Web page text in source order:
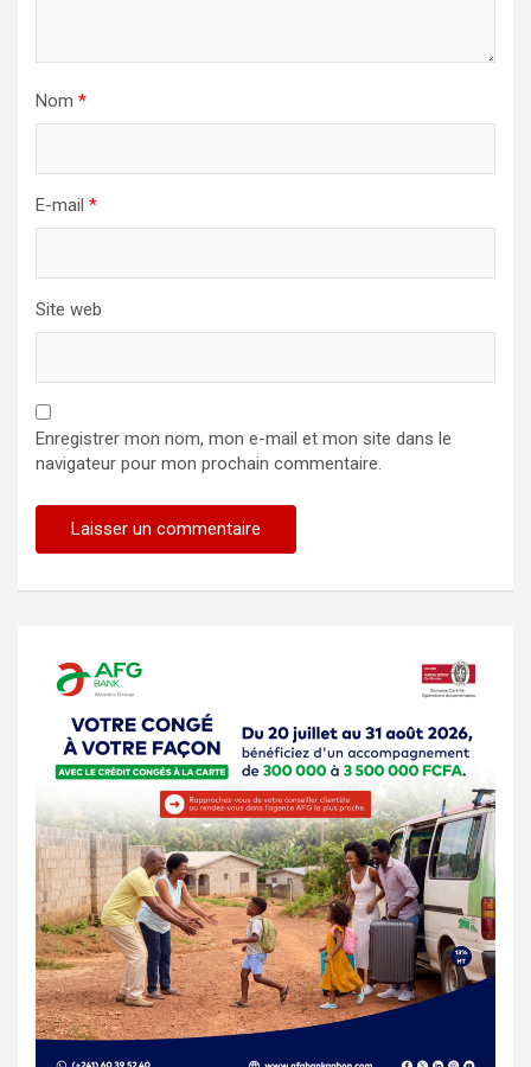
Nom *
E-mail *
Site web
Enregistrer mon nom, mon e-mail et mon site dans le
navigateur pour mon prochain commentaire.